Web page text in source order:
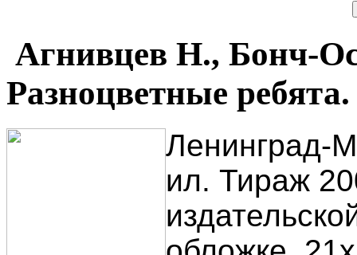
Агнивцев Н., Бонч-
Разноцветные ребята.
Ленинград-
ил. Тираж